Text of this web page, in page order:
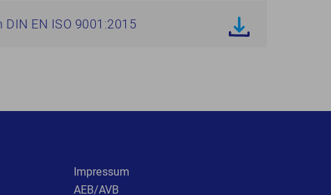
DIN EN ISO 9001:2015
Impressum
AEB/AVB